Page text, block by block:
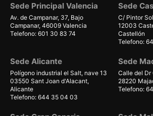
Sede Principal Valencia
Av. de Campanar, 37, Bajo
Campanar, 46009 Valencia
Telefono: 601 30 83 74
Sede
C/ Pintor
12003
Castellón
Telefono:
Sede Alicante
Polígono industrial el Salt, nave 13
03550 Sant Joan d'Alacant,
Alicante
Telefono: 644 35 04 03
Sede
Calle del Dr
28220
Telefono: